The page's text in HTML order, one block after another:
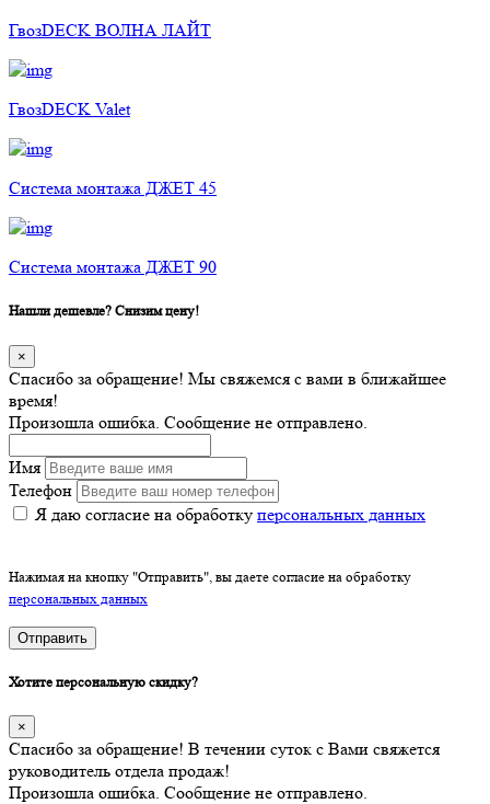
ГвозDECK ВОЛНА ЛАЙТ
ГвозDECK Valet
Cистема монтажа ДЖЕТ 45
Cистема монтажа ДЖЕТ 90
Нашли дешевле? Снизим цену!
×
Спасибо за обращение! Мы свяжемся с вами в ближайшее
время!
Произошла ошибка. Сообщение не отправлено.
Имя
Телефон
Я даю согласие на обработку персональных данных
Нажимая на кнопку "Отправить", вы даете согласие на обработку
персональных данных
Отправить
Хотите персональную скидку?
×
Спасибо за обращение! В течении суток с Вами свяжется
руководитель отдела продаж!
Произошла ошибка. Сообщение не отправлено.